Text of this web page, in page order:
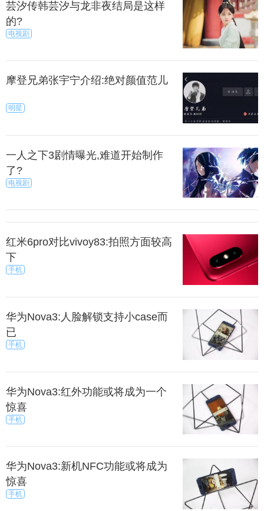
促离开，事后跺脚不已……其实这时，你只需放
下自己的矜持，大方自在而有礼貌地回应：“啊，我有
点意外呢！谢谢你的邀请，我可以考虑一下吗？”
下一页
秀目网 / 探索 /文化
芸汐传韩芸汐与龙非夜结局是这样
的?
电视剧
摩登兄弟张宇宁介绍:绝对颜值范儿
明星
一人之下3剧情曝光,难道开始制作
了?
电视剧
红米6pro对比vivoy83:拍照方面较高
下
手机
华为Nova3:人脸解锁支持小case而
已
手机
华为Nova3:红外功能或将成为一个
惊喜
手机
华为Nova3:新机NFC功能或将成为
惊喜
手机